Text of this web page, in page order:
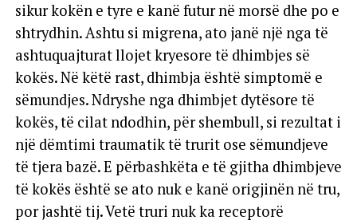
sikur kokën e tyre e kanë futur në morsë dhe po e
shtrydhin. Ashtu si migrena, ato janë një nga të
ashtuquajturat llojet kryesore të dhimbjes së
kokës. Në këtë rast, dhimbja është simptomë e
sëmundjes. Ndryshe nga dhimbjet dytësore të
kokës, të cilat ndodhin, për shembull, si rezultat i
një dëmtimi traumatik të trurit ose sëmundjeve
të tjera bazë. E përbashkëta e të gjitha dhimbjeve
të kokës është se ato nuk e kanë origjinën në tru,
por jashtë tij. Vetë truri nuk ka receptorë